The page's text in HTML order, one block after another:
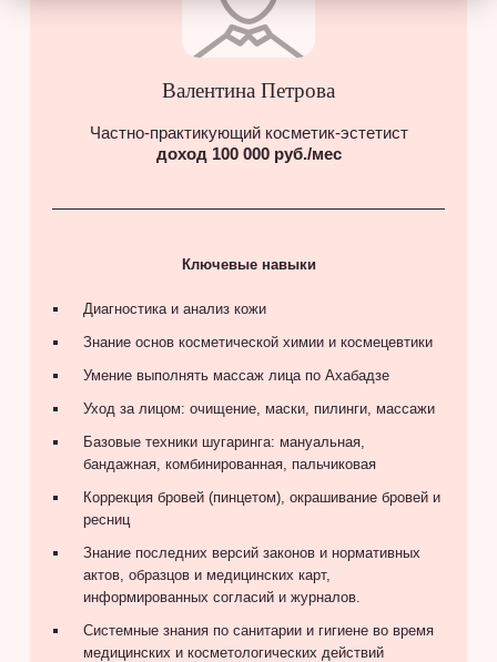
Валентина Петрова
Частно-практикующий косметик-эстетист
доход 100 000 руб./мес
Ключевые навыки
Диагностика и анализ кожи
Знание основ косметической химии и космецевтики
Умение выполнять массаж лица по Ахабадзе
Уход за лицом: очищение, маски, пилинги, массажи
Базовые техники шугаринга: мануальная,
бандажная, комбинированная, пальчиковая
Коррекция бровей (пинцетом), окрашивание бровей и
ресниц
Знание последних версий законов и нормативных
актов, образцов и медицинских карт,
информированных согласий и журналов.
Системные знания по санитарии и гигиене во время
медицинских и косметологических действий